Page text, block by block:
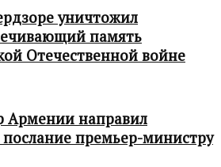
уничтожил
память
Отечественной войне
Армении направил
премьер-министру